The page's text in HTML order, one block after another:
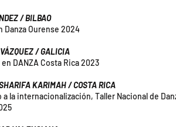
/ BILBAO
Danza Ourense 2024
/ GALICIA
DANZA Costa Rica 2023
KARIMAH / COSTA RICA
la internacionalización, Taller Nacional de